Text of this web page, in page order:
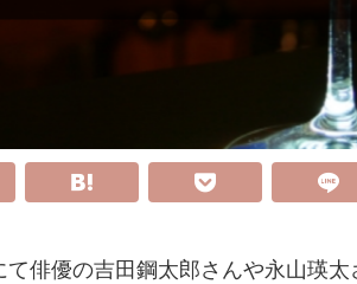
俳優の吉田鋼太郎さんや永山瑛